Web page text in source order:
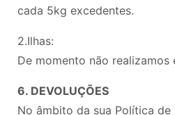
cada 5kg excedentes.
2.Ilhas:
De momento não realizamos
6. DEVOLUÇÕES
No âmbito da sua Política